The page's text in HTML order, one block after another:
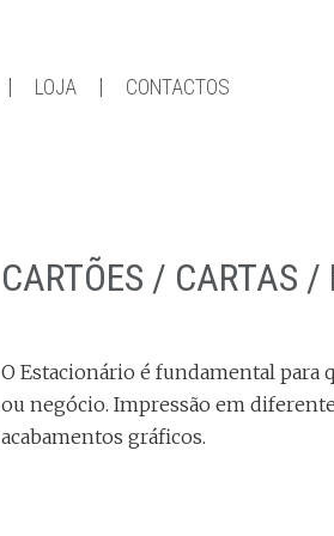
LOJA CONTACTOS
CARTÕES / CARTAS /
O Estacionário é fundamental para
ou negócio. Impressão em
acabamentos gráficos.